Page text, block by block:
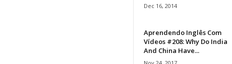
Dec 16, 2014
Aprendendo Inglês Com
Vídeos #208: Why Do India
And China Have...